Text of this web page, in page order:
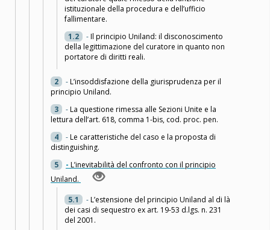
istituzionale della procedura e dell’ufficio
fallimentare.
1.2
-Il principio Uniland: il disconoscimento
della legittimazione del curatore in quanto non
portatore di diritti reali.
2 -L’insoddisfazione della giurisprudenza per il
principio Uniland.
3
-La questione rimessa alle Sezioni Unite e la
lettura dell’art. 618, comma 1-bis, cod. proc. pen.
4
-Le caratteristiche del caso e la proposta di
distinguishing.
5
- L’inevitabilità del confronto con il principio
Uniland.
5.1
-L’estensione del principio Uniland al di là
dei casi di sequestro ex art. 19-53 d.lgs. n. 231
del 2001.